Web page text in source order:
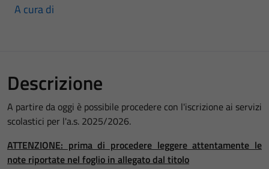
A cura di
Descrizione
A partire da oggi è possibile procedere con l'iscrizione ai servizi
scolastici per l'a.s. 2025/2026.
ATTENZIONE: prima di procedere leggere attentamente le
note riportate nel foglio in allegato dal titolo